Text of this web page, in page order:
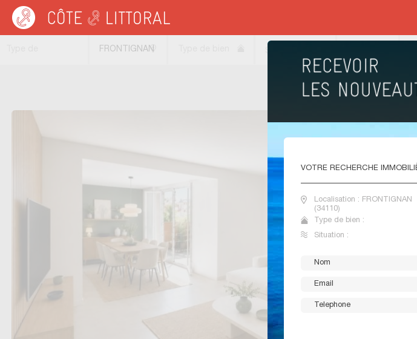
Côte & Littoral > Immobilier neuf > Maisons neuves
VENTE MAISONS
FRONTIGNAN
VOTRE RECHERCHE
Localisation : FRONTIGNAN
(34110)
Type de bien :
Situation :